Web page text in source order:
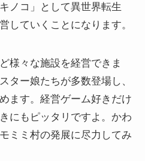
ノコ」として異世界転生
していくことになります。
様々な施設を経営できま
ター娘たちが多数登場し、
ます。経営ゲーム好きだけ
にもピッタリですよ。かわ
ミミ村の発展に尽力してみ